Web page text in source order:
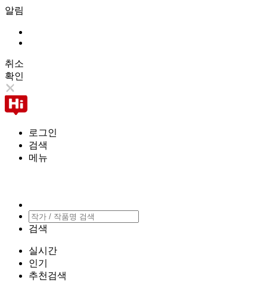
알림
취소
확인
로그인
검색
메뉴
검색
실시간
인기
추천검색